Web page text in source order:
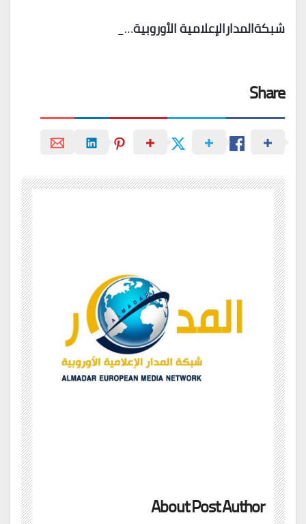
شبكةالمدارالإعلامية الأوروبية…_
Share
About Post Author